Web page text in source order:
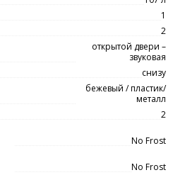
1
2
открытой двери –
звуковая
снизу
бежевый / пластик/
металл
2
No Frost
No Frost